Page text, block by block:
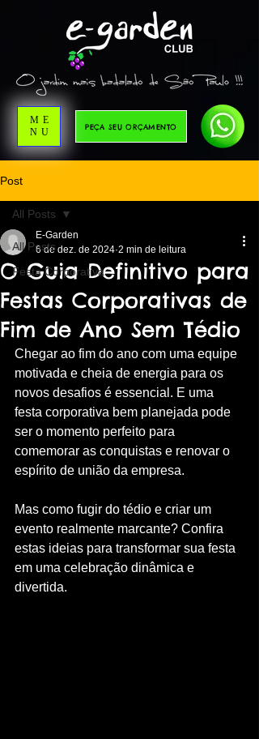
ME
NU
PEÇA SEU ORÇAMENTO
Post
All Posts
Festa Corporativa
All Posts
O Guia Definitivo para
Festas Corporativas de
Fim de Ano Sem Tédio
E-Garden
6 de dez. de 2024 2 min de leitura
Chegar ao fim do ano com uma equipe
motivada e cheia de energia para os
novos desafios é essencial. E uma
festa corporativa bem planejada pode
ser o momento perfeito para
comemorar as conquistas e renovar o
espírito de união da empresa.
Mas como fugir do tédio e criar um
evento realmente marcante? Confira
estas ideias para transformar sua festa
em uma celebração dinâmica e
divertida.